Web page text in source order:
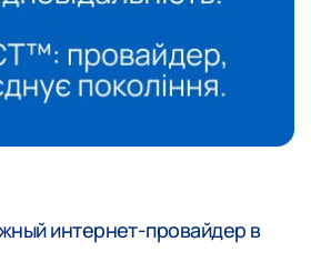
интернет-провайдер в